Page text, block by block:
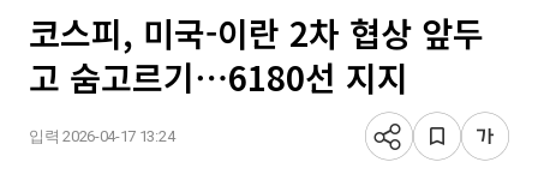
코스피, 미국-이란 2차 협상 앞두
고 숨고르기⋯6180선 지지
입력 2026-04-17 13:24